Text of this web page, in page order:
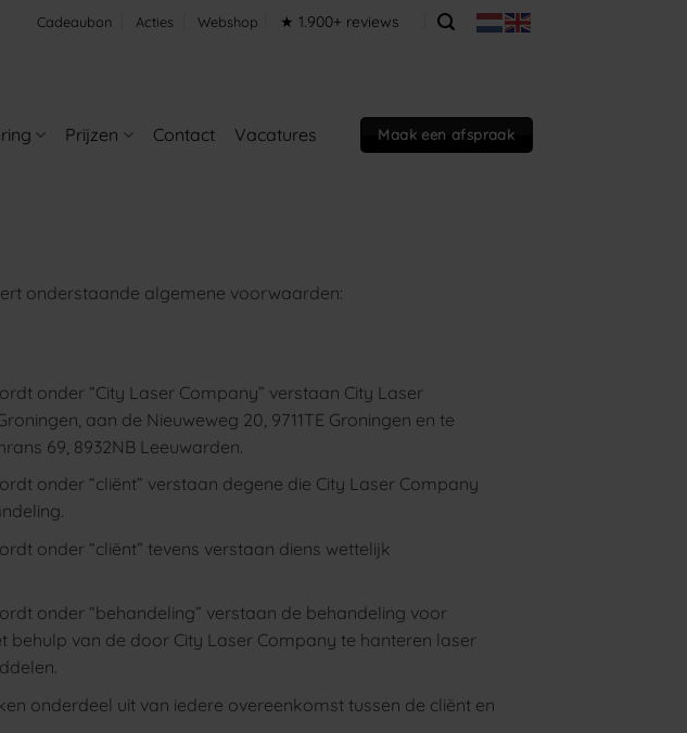
Cadeaubon Acties Webshop ★ 1.900+ reviews
Prijzen Contact Vacatures Maak een afspraak
onderstaande algemene voorwaarden:
onder “City Laser Company” verstaan City Laser
aan de Nieuweweg 20, 9711TE Groningen en te
69, 8932NB Leeuwarden.
onder “cliënt” verstaan degene die City Laser Company
onder “cliënt” tevens verstaan diens wettelijk
onder “behandeling” verstaan de behandeling voor
behulp van de door City Laser Company te hanteren laser
onderdeel uit van iedere overeenkomst tussen de cliënt en